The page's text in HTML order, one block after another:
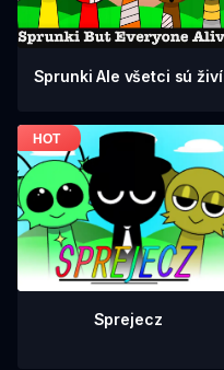
Sprunki Ale všetci sú živí
Sprejecz